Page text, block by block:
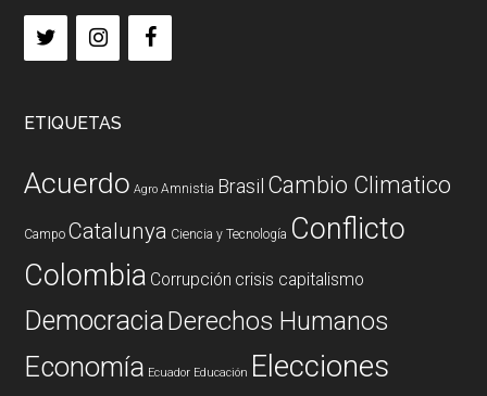
ETIQUETAS
Acuerdo Agro Amnistia Brasil Cambio Climatico
Campo Catalunya Ciencia y Tecnología Conflicto
Colombia Corrupción crisis capitalismo
DemocraciaDerechos Humanos
Economía Ecuador Educación Elecciones